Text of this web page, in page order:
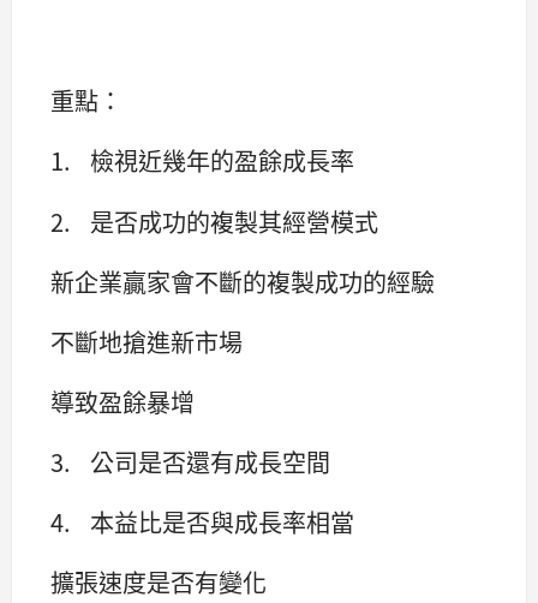
重點：
1. 檢視近幾年的盈餘成長率
2. 是否成功的複製其經營模式
新企業贏家會不斷的複製成功的經驗
不斷地搶進新市場
導致盈餘暴增
3. 公司是否還有成長空間
4. 本益比是否與成長率相當
擴張速度是否有變化